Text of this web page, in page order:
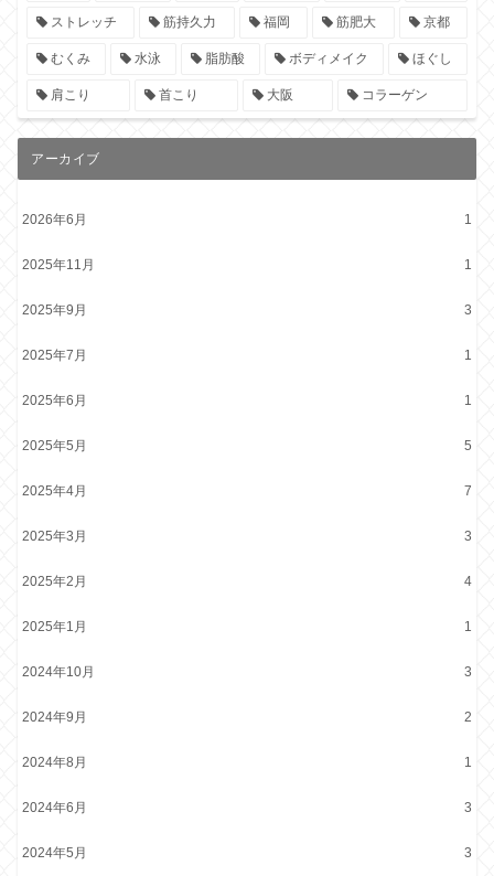
ストレッチ 筋持久力 福岡 筋肥大 京都
むくみ 水泳 脂肪酸 ボディメイク ほぐし
肩こり 首こり 大阪 コラーゲン
アーカイブ
2026年6月 1
2025年11月 1
2025年9月 3
2025年7月 1
2025年6月 1
2025年5月 5
2025年4月 7
2025年3月 3
2025年2月 4
2025年1月 1
2024年10月 3
2024年9月 2
2024年8月 1
2024年6月 3
2024年5月 3